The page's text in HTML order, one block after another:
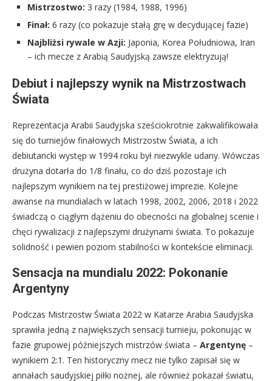
Mistrzostwo: 3 razy (1984, 1988, 1996)
Finał: 6 razy (co pokazuje stałą grę w decydującej fazie)
Najbliżsi rywale w Azji: Japonia, Korea Południowa, Iran
– ich mecze z Arabią Saudyjską zawsze elektryzują!
Debiut i najlepszy wynik na Mistrzostwach
Świata
Reprezentacja Arabii Saudyjska sześciokrotnie zakwalifikowała
się do turniejów finałowych Mistrzostw Świata, a ich
debiutancki występ w 1994 roku był niezwykle udany. Wówczas
drużyna dotarła do 1/8 finału, co do dziś pozostaje ich
najlepszym wynikiem na tej prestiżowej imprezie. Kolejne
awanse na mundialach w latach 1998, 2002, 2006, 2018 i 2022
świadczą o ciągłym dążeniu do obecności na globalnej scenie i
chęci rywalizacji z najlepszymi drużynami świata. To pokazuje
solidność i pewien poziom stabilności w kontekście eliminacji.
Sensacja na mundialu 2022: Pokonanie
Argentyny
Podczas Mistrzostw Świata 2022 w Katarze Arabia Saudyjska
sprawiła jedną z największych sensacji turnieju, pokonując w
fazie grupowej późniejszych mistrzów świata – Argentynę –
wynikiem 2:1. Ten historyczny mecz nie tylko zapisał się w
annałach saudyjskiej piłki nożnej, ale również pokazał światu,